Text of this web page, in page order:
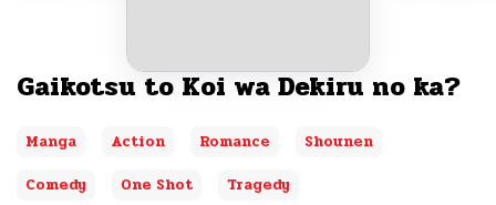
Gaikotsu to Koi wa Dekiru no ka?
Manga Action Romance
Shounen
Comedy
One Shot
Tragedy